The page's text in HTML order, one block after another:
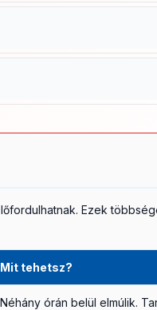
alkalmazás megfontolható,
irritált dermatitises foltra.
(MENS) kifejezetten
kezeléskéntalkalmazhatók.
(carotis sinus),
ájuláshoz, súlyos
javasolt.
Ezek
Mit tehetsz?
Néhány órán belül elmúlik.